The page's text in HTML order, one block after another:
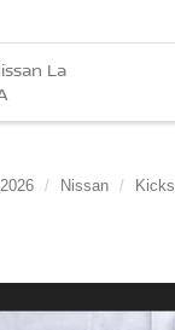
2026 Nissan Kicks